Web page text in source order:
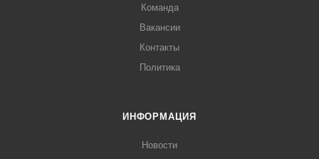
Команда
Вакансии
Контакты
Политика
ИНФОРМАЦИЯ
Новости